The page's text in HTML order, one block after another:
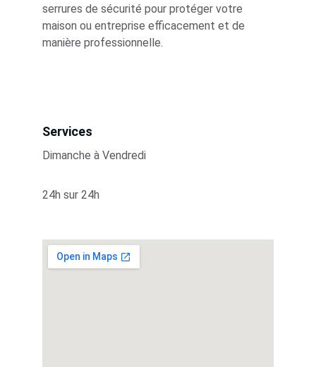
serrures de sécurité pour protéger votre
maison ou entreprise efficacement et de
manière professionnelle.
Services
Dimanche à Vendredi
24h sur 24h